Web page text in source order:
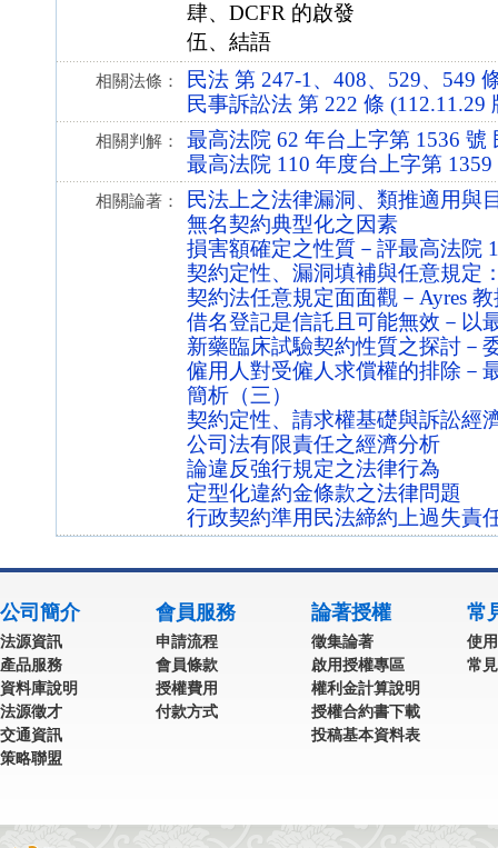
肆、DCFR 的啟發
伍、結語
相關法條：
民法 第 247-1、408、529、549
民事訴訟法 第 222 條 (112.11.29
相關判解：
最高法院 62 年台上字第 1536 號
最高法院 110 年度台上字第
相關論著：
民法上之法律漏洞、類推適用與
無名契約典型化之因素
損害額確定之性質－評最高法院
契約定性、漏洞填補與任意規定
契約法任意規定面面觀－Ayres
借名登記是信託且可能無效－以
新藥臨床試驗契約性質之探討－
僱用人對受僱人求償權的排除－
簡析（三）
契約定性、請求權基礎與訴訟經
公司法有限責任之經濟分析
論違反強行規定之法律行為
定型化違約金條款之法律問題
行政契約準用民法締約上過失責
公司簡介
法源資訊
產品服務
資料庫說明
法源徵才
交通資訊
策略聯盟
會員服務
申請流程
會員條款
授權費用
付款方式
論著授權
徵集論著
啟用授權專區
權利金計算說明
授權合約書下載
投稿基本資料表
常
使
常